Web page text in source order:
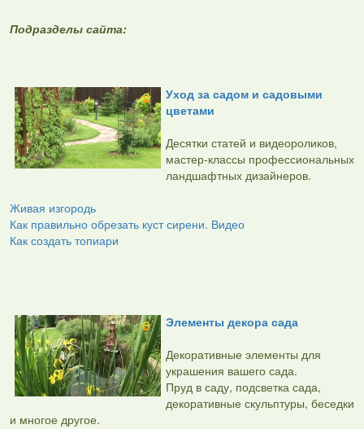
Подразделы сайта:
Уход за садом и садовыми
цветами
Десятки статей и видеороликов,
мастер-классы профессиональных
ландшафтных дизайнеров.
Живая изгородь
Как правильно обрезать куст сирени. Видео
Как создать топиари
Элементы декора сада
Декоративные элементы для
украшения вашего сада.
Пруд в саду, подсветка сада,
декоративные скульптуры, беседки
и многое другое.